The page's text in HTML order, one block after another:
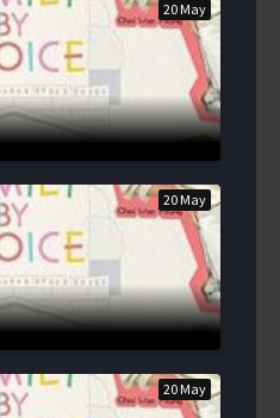
20 May
20 May
20 May